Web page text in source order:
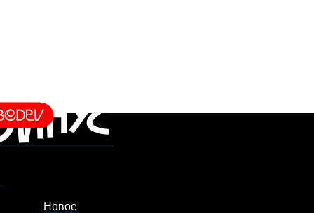
Новое